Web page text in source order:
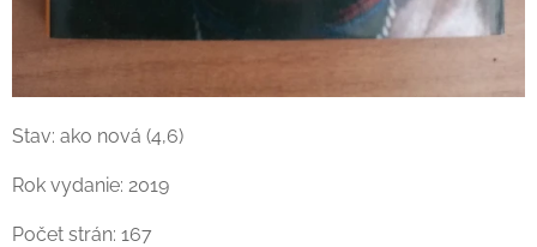
Stav: ako nová (4,6)
Rok vydanie: 2019
Počet strán: 167